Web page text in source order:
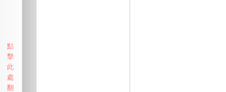
點
擊
此
處
翻